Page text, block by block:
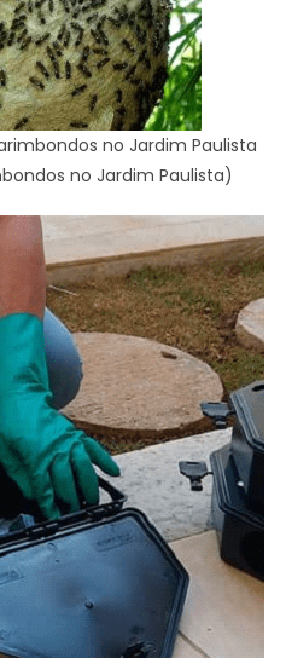
no Jardim Paulista
no Jardim Paulista)